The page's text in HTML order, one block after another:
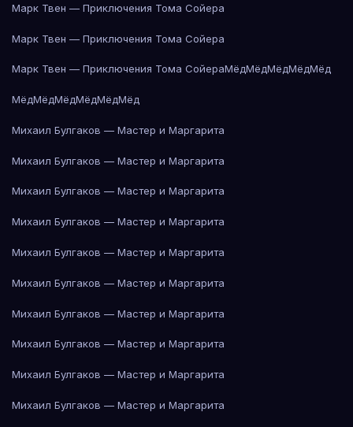
Марк Твен — Приключения Тома Сойера
Марк Твен — Приключения Тома Сойера
Марк Твен — Приключения Тома СойераМёдМёдМёдМёдМёд
МёдМёдМёдМёдМёдМёд
Михаил Булгаков — Мастер и Маргарита
Михаил Булгаков — Мастер и Маргарита
Михаил Булгаков — Мастер и Маргарита
Михаил Булгаков — Мастер и Маргарита
Михаил Булгаков — Мастер и Маргарита
Михаил Булгаков — Мастер и Маргарита
Михаил Булгаков — Мастер и Маргарита
Михаил Булгаков — Мастер и Маргарита
Михаил Булгаков — Мастер и Маргарита
Михаил Булгаков — Мастер и Маргарита